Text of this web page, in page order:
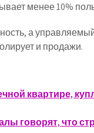
менее 10%
а
и продажи.
квартире,
говорят, что